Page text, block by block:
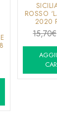
ROSSO
2020
15,70€